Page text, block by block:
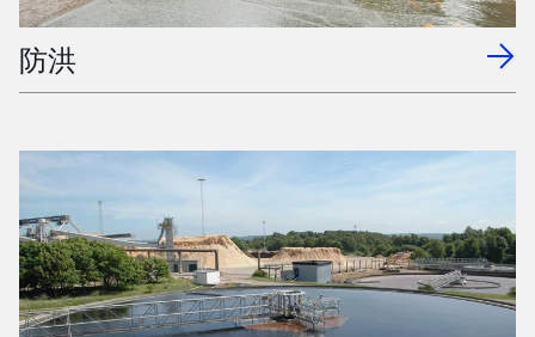
防洪